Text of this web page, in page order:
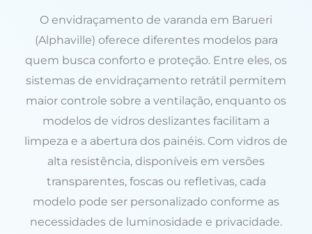
O envidraçamento de varanda em Barueri
(Alphaville) oferece diferentes modelos para
quem busca conforto e proteção. Entre eles, os
sistemas de envidraçamento retrátil permitem
maior controle sobre a ventilação, enquanto os
modelos de vidros deslizantes facilitam a
limpeza e a abertura dos painéis. Com vidros de
alta resistência, disponíveis em versões
transparentes, foscas ou refletivas, cada
modelo pode ser personalizado conforme as
necessidades de luminosidade e privacidade.